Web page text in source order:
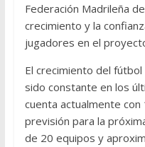
Federación Madrileña
crecimiento y la
jugadores en el
El crecimiento del
sido constante en los
cuenta actualmente
previsión para la
de 20 equipos y